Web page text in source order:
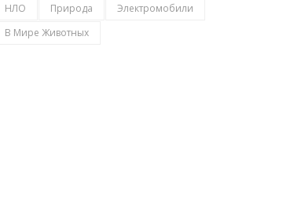
НЛО
Природа
Электромобили
В Мире Животных